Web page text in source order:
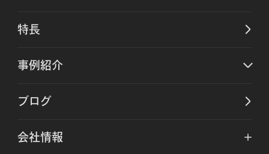
特長
事例紹介
ブログ
会社情報